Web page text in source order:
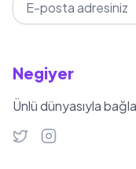
Negiyer
Ünlü dünyasıyla